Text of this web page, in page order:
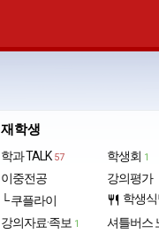
재학생
학과 TALK 57
이중전공
└ 쿠플라이
강의자료·족보 1
학생회 1
강의평가
restaurant 학생
셔틀버스